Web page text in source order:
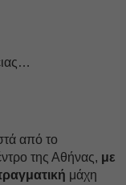
από το
της Αθήνας, με
μάχη